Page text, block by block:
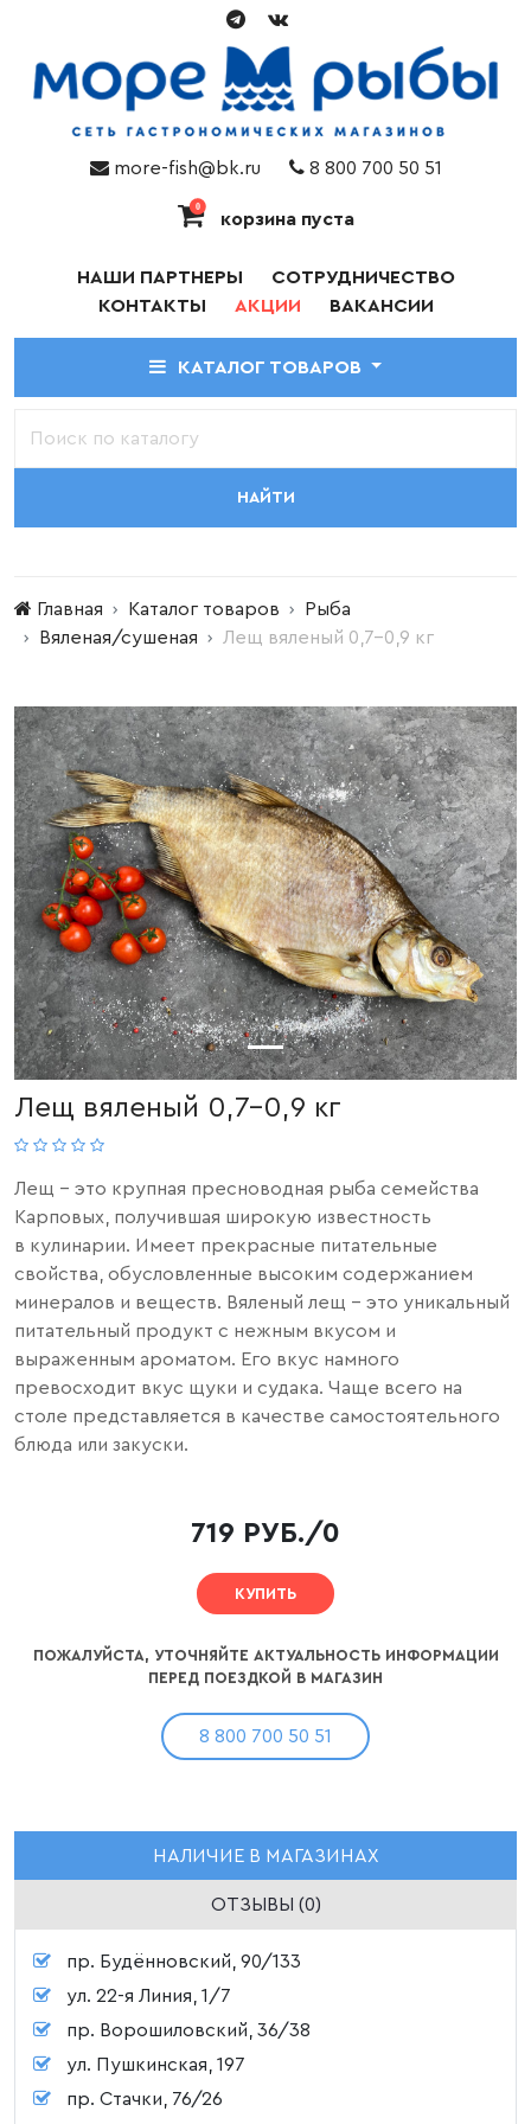
more-fish@bk.ru 8 800 700 50 51
0
корзина пуста
НАШИ ПАРТНЕРЫ
СОТРУДНИЧЕСТВО
КОНТАКТЫ
АКЦИИ ВАКАНСИИ
КАТАЛОГ ТОВАРОВ
НАЙТИ
Главная Каталог товаров
Рыба
Вяленая/сушеная
Лещ вяленый 0,7-0,9 кг
Лещ вяленый 0,7-0,9 кг
Лещ - это крупная пресноводная рыба семейства
Карповых, получившая широкую известность
в кулинарии. Имеет прекрасные питательные
свойства, обусловленные высоким содержанием
минералов и веществ. Вяленый лещ - это уникальный
питательный продукт с нежным вкусом и
выраженным ароматом. Его вкус намного
превосходит вкус щуки и судака. Чаще всего на
столе представляется в качестве самостоятельного
блюда или закуски.
719 РУБ./0
КУПИТЬ
ПОЖАЛУЙСТА, УТОЧНЯЙТЕ АКТУАЛЬНОСТЬ ИНФОРМАЦИИ
ПЕРЕД ПОЕЗДКОЙ В МАГАЗИН
8 800 700 50 51
НАЛИЧИЕ В МАГАЗИНАХ
ОТЗЫВЫ (0)
пр. Будённовский, 90/133
ул. 22-я Линия, 1/7
пр. Ворошиловский, 36/38
ул. Пушкинская, 197
пр. Стачки, 76/26